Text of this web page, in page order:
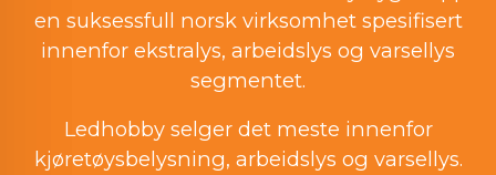
en suksessfull norsk virksomhet spesifisert
innenfor ekstralys, arbeidslys og varsellys
segmentet.
Ledhobby selger det meste innenfor
kjøretøysbelysning, arbeidslys og varsellys.